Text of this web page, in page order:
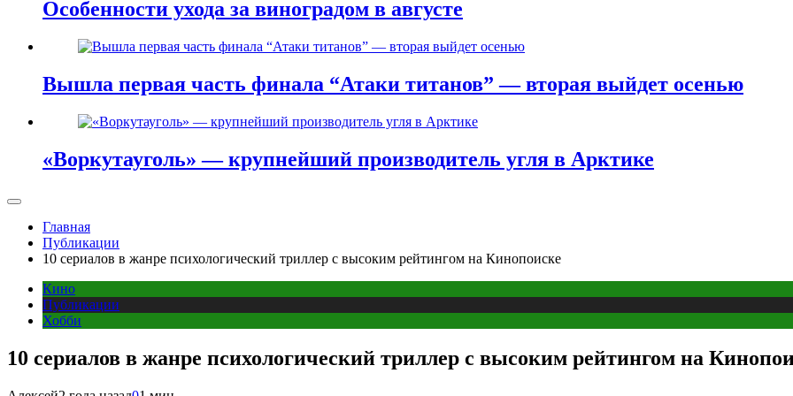
Особенности ухода за виноградом в августе
Вышла первая часть финала “Атаки титанов” — вторая выйдет осенью
«Воркутауголь» — крупнейший производитель угля в Арктике
Главная
Публикации
10 сериалов в жанре психологический триллер с высоким рейтингом на Кинопоиске
Кино
Публикации
Хобби
10 сериалов в жанре психологический триллер с высоким рейтингом на